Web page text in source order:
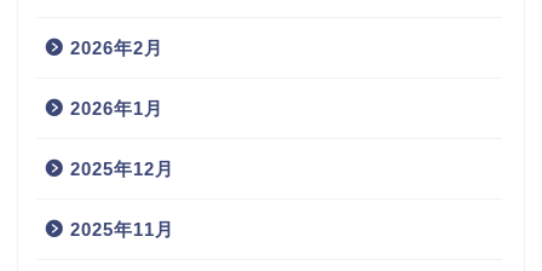
2026年2月
2026年1月
2025年12月
2025年11月